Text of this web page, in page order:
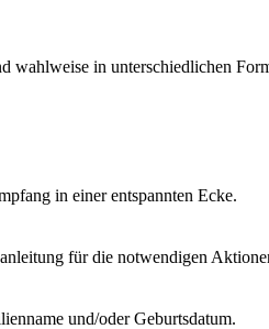
wahlweise in unterschiedlichen
in einer entspannten Ecke.
für die notwendigen
und/oder Geburtsdatum.